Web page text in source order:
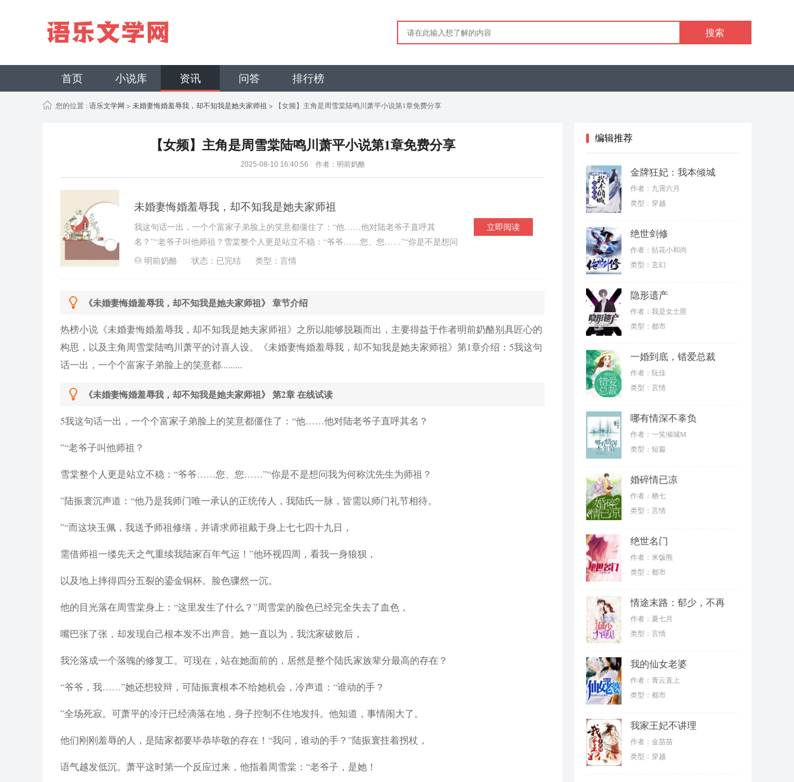
搜索
首页 小说库 资讯 问答 排行榜
您的位置 :语乐文学网 > 未婚妻悔婚羞辱我，却不知我是她夫家师祖 > 【女频】主角是周雪棠陆鸣川萧平小说第1章免费分享
【女频】主角是周雪棠陆鸣川萧平小说第1章免费分享
2025-08-10 16:40:56 作者：明前奶酪
未婚妻悔婚羞辱我，却不知我是她夫家师祖
我这句话一出，一个个富家子弟脸上的笑意都僵住了：“他……他对陆老爷子直呼其
名？”“老爷子叫他师祖？雪棠整个人更是站立不稳：“爷爷……您、您……”“你是不是想问
明前奶酪
状态：已完结 类型：言情
立即阅读
《未婚妻悔婚羞辱我，却不知我是她夫家师祖》 章节介绍
热榜小说《未婚妻悔婚羞辱我，却不知我是她夫家师祖》之所以能够脱颖而出，主要得益于作者明前奶酪别具匠心的
构思，以及主角周雪棠陆鸣川萧平的讨喜人设。《未婚妻悔婚羞辱我，却不知我是她夫家师祖》第1章介绍：5我这句
话一出，一个个富家子弟脸上的笑意都.........
《未婚妻悔婚羞辱我，却不知我是她夫家师祖》 第2章 在线试读
5我这句话一出，一个个富家子弟脸上的笑意都僵住了：“他……他对陆老爷子直呼其名？
”“老爷子叫他师祖？
雪棠整个人更是站立不稳：“爷爷……您、您……”“你是不是想问我为何称沈先生为师祖？
”陆振寰沉声道：“他乃是我师门唯一承认的正统传人，我陆氏一脉，皆需以师门礼节相待。
”“而这块玉佩，我送予师祖修缮，并请求师祖戴于身上七七四十九日，
需借师祖一缕先天之气重续我陆家百年气运！”他环视四周，看我一身狼狈，
以及地上摔得四分五裂的鎏金铜杯。脸色骤然一沉。
他的目光落在周雪棠身上：“这里发生了什么？”周雪棠的脸色已经完全失去了血色，
嘴巴张了张，却发现自己根本发不出声音。她一直以为，我沈家破败后，
我沦落成一个落魄的修复工。可现在，站在她面前的，居然是整个陆氏家族辈分最高的存在？
“爷爷，我……”她还想狡辩，可陆振寰根本不给她机会，冷声道：“谁动的手？
”全场死寂。可萧平的冷汗已经滴落在地，身子控制不住地发抖。他知道，事情闹大了。
他们刚刚羞辱的人，是陆家都要毕恭毕敬的存在！“我问，谁动的手？”陆振寰拄着拐杖，
语气越发低沉。萧平这时第一个反应过来，他指着周雪棠：“老爷子，是她！
编辑推荐
金牌狂妃：我本倾城
作者：九霄六月
类型：穿越
绝世剑修
作者：拈花小和尚
类型：玄幻
隐形遗产
作者：我是女土匪
类型：都市
一婚到底，错爱总裁
作者：阮佳
类型：言情
哪有情深不辜负
作者：一笑倾城M
类型：短篇
婚碎情已凉
作者：栖七
类型：言情
绝世名门
作者：米饭熊
类型：都市
情途末路：郁少，不再
见
作者：夏七月
类型：言情
我的仙女老婆
作者：青云直上
类型：都市
我家王妃不讲理
作者：金苗苗
类型：穿越